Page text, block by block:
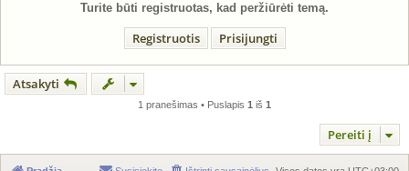
Turite būti registruotas, kad peržiūrėti temą.
Registruotis Prisijungti
Atsakyti
1 pranešimas • Puslapis 1 iš 1
Pereiti į